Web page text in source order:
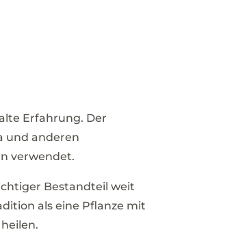
Erfahrung. Der
und anderen
verwendet.
Bestandteil weit
als eine Pflanze mit